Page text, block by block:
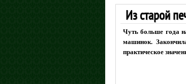
Из старой
Чуть больше года
машинок.
практическое